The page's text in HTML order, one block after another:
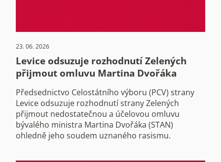
23. 06. 2026
Levice odsuzuje rozhodnutí Zelených
přijmout omluvu Martina Dvořáka
Předsednictvo Celostátního výboru (PCV) strany
Levice odsuzuje rozhodnutí strany Zelených
přijmout nedostatečnou a účelovou omluvu
bývalého ministra Martina Dvořáka (STAN)
ohledně jeho soudem uznaného rasismu.